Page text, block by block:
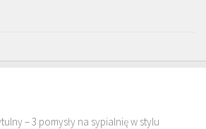
– 3 pomysły na sypialnię w stylu